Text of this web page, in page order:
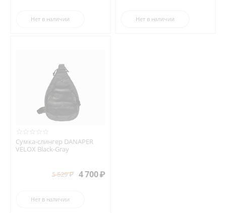
Нет в наличии Нет в наличии
Сумка-слингер DANAPER
VELOX Black-Gray
5 529₽ 4 700₽
Нет в наличии